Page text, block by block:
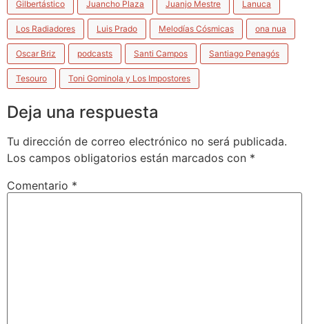
Gilbertástico Juancho Plaza Juanjo Mestre Lanuca
Los Radiadores Luis Prado Melodías Cósmicas ona nua
Oscar Briz podcasts Santi Campos Santiago Penagós
Tesouro Toni Gominola y Los Impostores
Deja una respuesta
Tu dirección de correo electrónico no será publicada.
Los campos obligatorios están marcados con *
Comentario *